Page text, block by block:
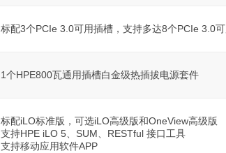
标配3个PCIe 3.0可用插槽，支持多达8个PCIe 3.0
1个HPE800瓦通用插槽白金级热插拔电源套件
标配iLO标准版，可选iLO高级版和OneView高级版
支持HPE iLO 5、SUM、RESTful 接口工具
支持移动应用软件APP